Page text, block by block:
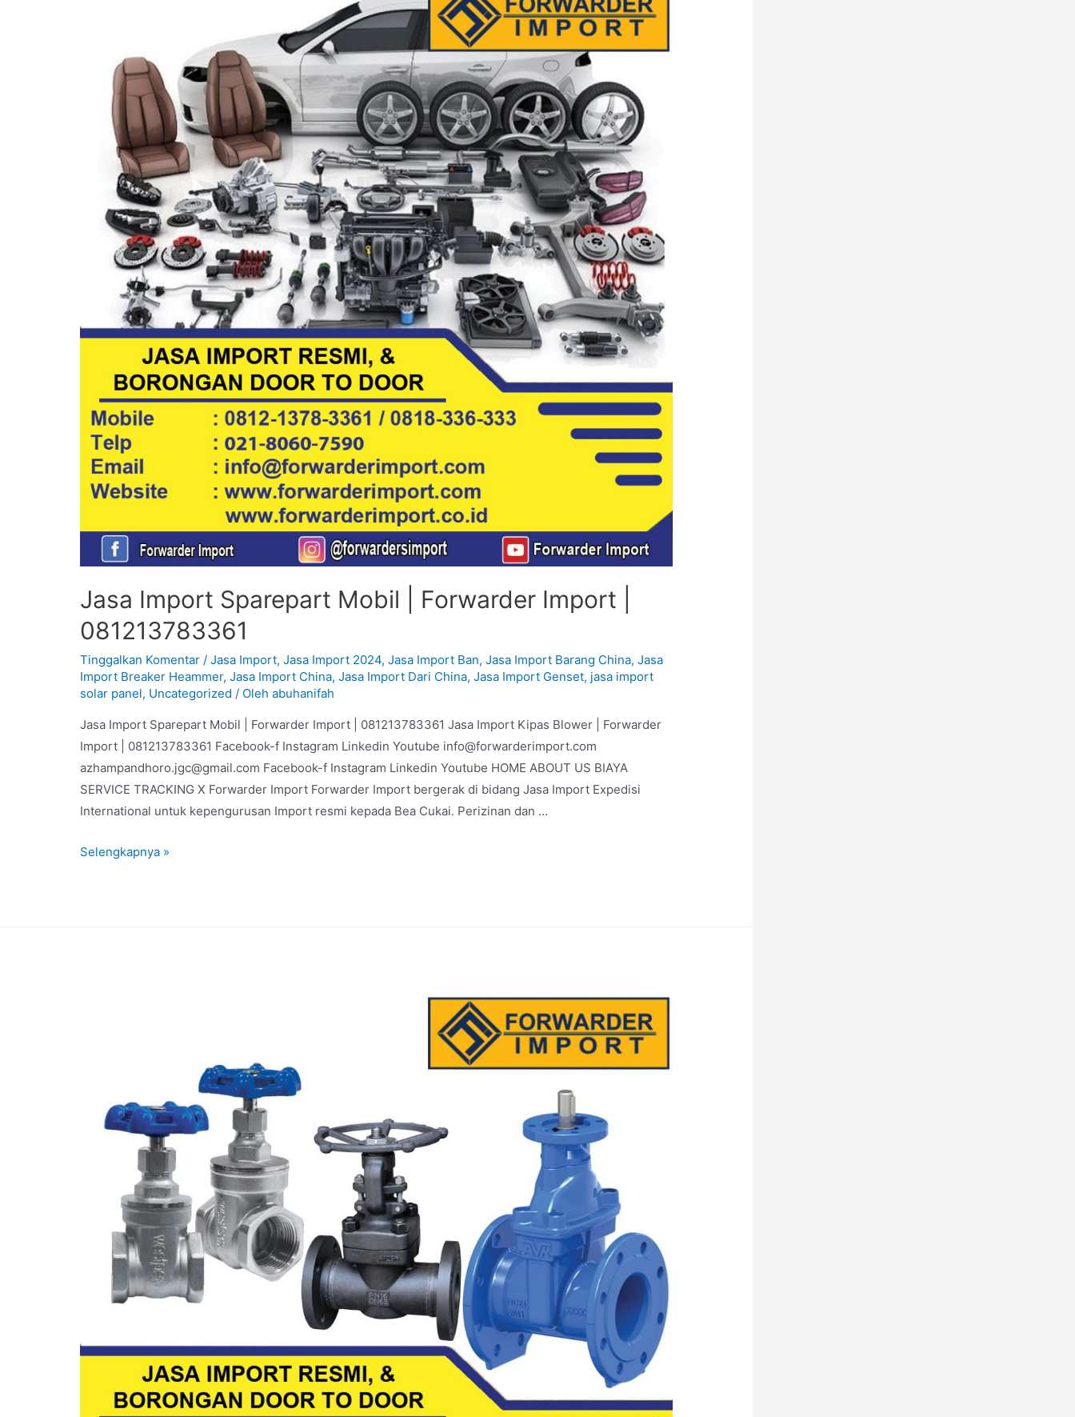
Jasa Import Sparepart Mobil | Forwarder Import |
081213783361
Tinggalkan Komentar /Jasa Import,Jasa Import 2024,Jasa Import Ban,Jasa Import Barang China,Jasa
Import Breaker Heammer,Jasa Import China,Jasa Import Dari China,Jasa Import Genset, jasa import
solar panel, Uncategorized / Olehabuhanifah
Jasa Import Sparepart Mobil | Forwarder Import | 081213783361 Jasa Import Kipas Blower | Forwarder
Import | 081213783361 Facebook-f Instagram Linkedin Youtube info@forwarderimport.com
azhampandhoro.jgc@gmail.com Facebook-f Instagram Linkedin Youtube HOME ABOUT US BIAYA
SERVICE TRACKING X Forwarder Import Forwarder Import bergerak di bidang Jasa Import Expedisi
International untuk kepengurusan Import resmi kepada Bea Cukai. Perizinan dan …
Selengkapnya »